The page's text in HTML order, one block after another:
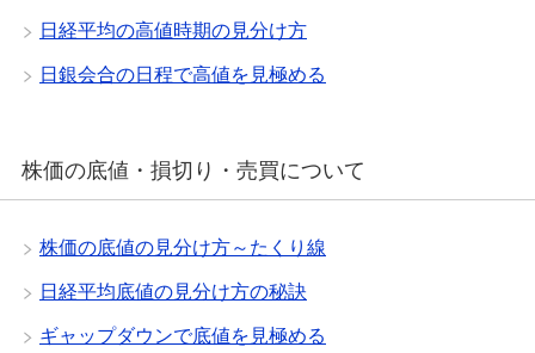
日経平均の高値時期の見分け方
日銀会合の日程で高値を見極める
株価の底値・損切り・売買について
株価の底値の見分け方～たくり線
日経平均底値の見分け方の秘訣
ギャップダウンで底値を見極める